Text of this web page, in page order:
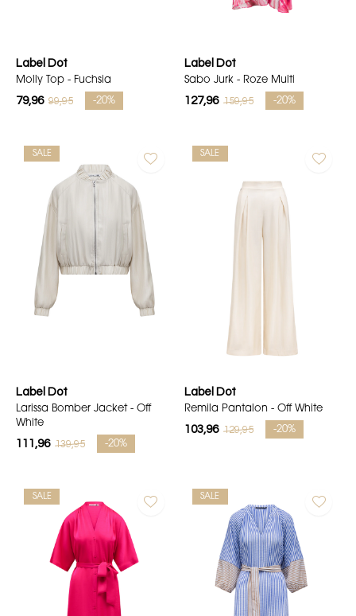
Label Dot
Molly Top - Fuchsia
79,96 99,95 -20%
Label Dot
Sabo Jurk - Roze Multi
127,96 159,95 -20%
SALE
Label Dot
Larissa Bomber Jacket - Off
White
111,96 139,95 -20%
SALE
Label Dot
Remila Pantalon - Off White
103,96 129,95 -20%
SALE SALE